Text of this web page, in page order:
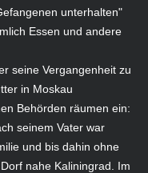
unterhalten"
Essen und andere
seine Vergangenheit zu
in Moskau
Behörden räumen ein:
seinem Vater war
und bis dahin ohne
nahe Kaliningrad. Im